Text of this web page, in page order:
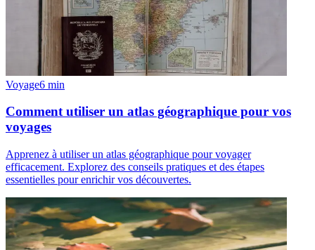
Voyage6 min
Comment utiliser un atlas géographique pour vos
voyages
Apprenez à utiliser un atlas géographique pour voyager
efficacement. Explorez des conseils pratiques et des étapes
essentielles pour enrichir vos découvertes.